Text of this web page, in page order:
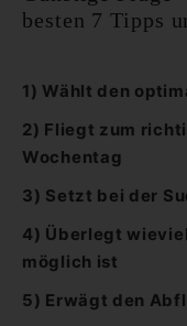
besten 7 Tipps
1) Wählt den
2) Fliegt zum
Wochentag
3) Setzt bei der
4) Überlegt
möglich ist
5) Erwägt den